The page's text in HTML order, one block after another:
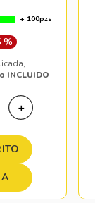
+ 100pzs
%
INCLUIDO
＋